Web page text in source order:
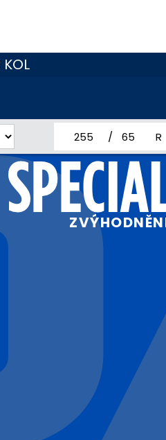
jmenovitá šířka
profil